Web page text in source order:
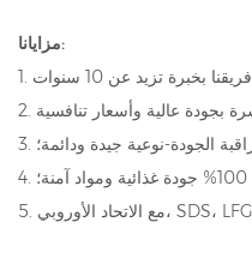
مزايانا: